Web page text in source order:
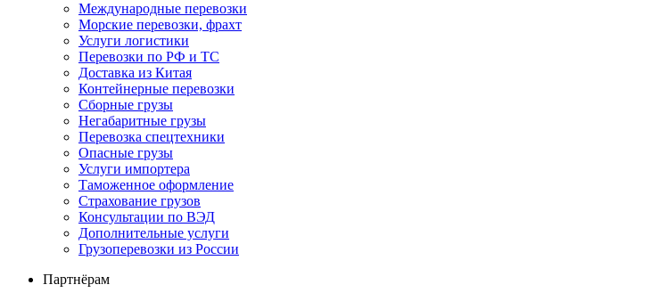
Международные перевозки
Морские перевозки, фрахт
Услуги логистики
Перевозки по РФ и ТС
Доставка из Китая
Контейнерные перевозки
Сборные грузы
Негабаритные грузы
Перевозка спецтехники
Опасные грузы
Услуги импортера
Таможенное оформление
Страхование грузов
Консультации по ВЭД
Дополнительные услуги
Грузоперевозки из России
Партнёрам